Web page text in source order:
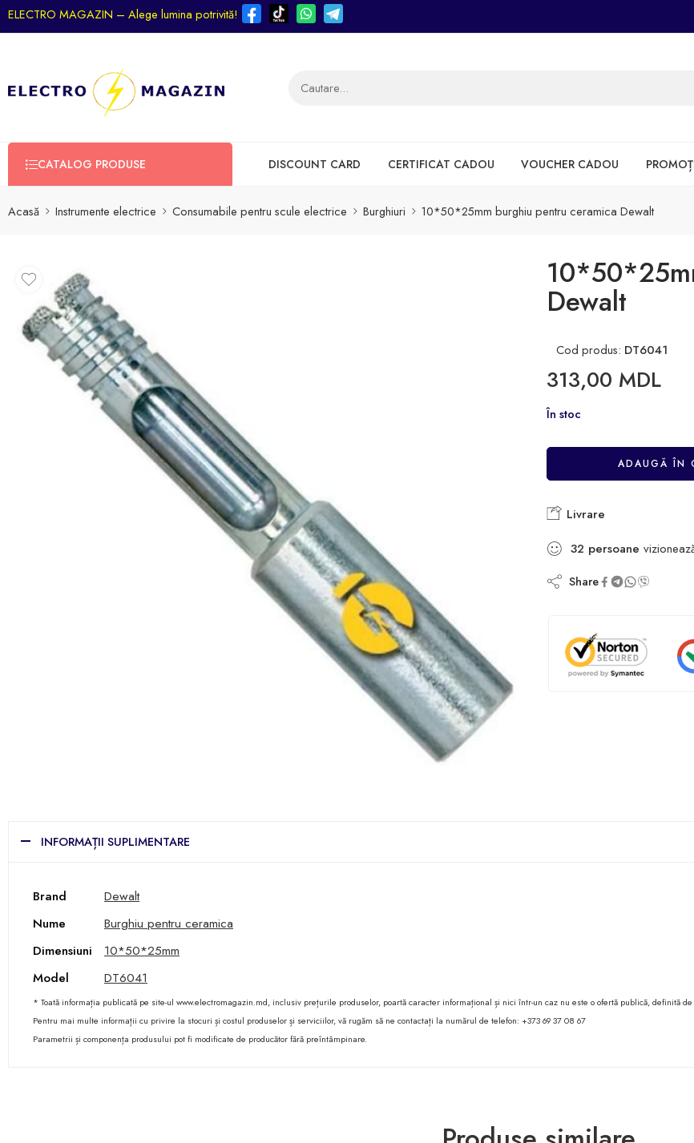
ELECTRO MAGAZIN – Alege lumina potrivită!
CATALOG PRODUSE DISCOUNT CARD CERTIFICAT CADOU VOUCHER CADOU
Acasă Instrumente electrice Consumabile pentru scule electrice Burghiuri 10*50*25mm burghiu pentru ceramica Dewalt
Dewalt
Cod produs: DT6041
313,00 MDL
În stoc
ADAUGĂ ÎN
Livrare
32 persoane
Share
INFORMAȚII SUPLIMENTARE
Brand
Dewalt
Nume
Burghiu pentru ceramica
Dimensiuni
10*50*25mm
Model
DT6041
* Toată informația publicată pe site-ul www.electromagazin.md, inclusiv prețurile produselor, poartă caracter informațional și nici într-un caz nu este o ofertă publică, definită
Pentru mai multe informații cu privire la stocuri și costul produselor și serviciilor, vă rugăm să ne contactați la numărul de telefon: +373 69 37 08 67
Parametrii și componența produsului pot fi modificate de producător fără preîntâmpinare.